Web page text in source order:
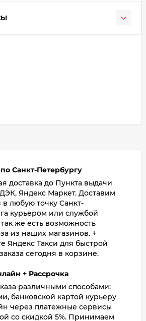
Санкт-Петербургу
доставка до Пункта выдачи
Яндекс Маркет. Доставим
в любую точку Санкт-
курьером или службой
так же есть возможность
из наших магазинов. +
Яндекс Такси для быстрой
сегодня в корзине.
+ Рассрочка
различными способами:
банковской картой курьеру
через платежные сервисы
со скидкой 5%. Принимаем